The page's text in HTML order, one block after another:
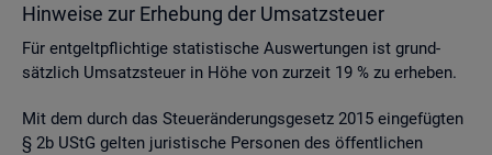
Hin­wei­se zur Er­he­bung der Um­satz­steu­er
Für ent­gelt­pflich­ti­ge sta­tis­ti­sche Aus­wer­tun­gen ist grund­
sätz­lich Um­satz­steu­er in Höhe von zur­zeit 19 % zu er­he­ben.
Mit dem durch das Steu­er­än­de­rungs­ge­setz 2015 ein­ge­füg­ten
§ 2b UStG gel­ten ju­ris­ti­sche Per­so­nen des öf­fent­li­chen